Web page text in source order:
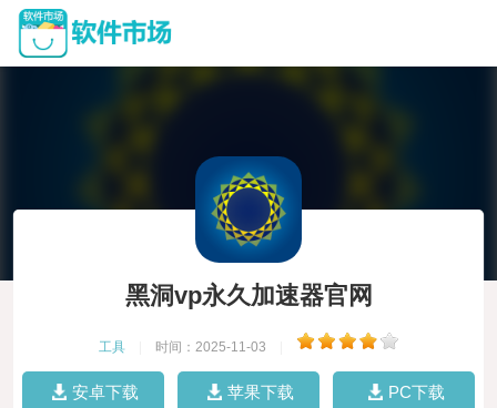
黑洞vp永久加速器官网
工具 时间：2025-11-03
安卓下载 苹果下载 PC下载